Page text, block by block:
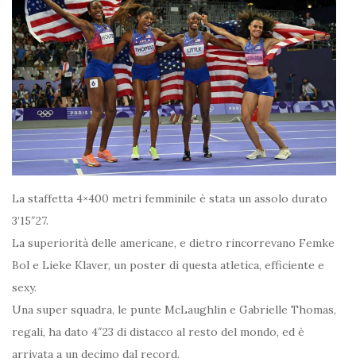
La staffetta 4×400 metri femminile è stata un assolo durato
3’15″27.
La superiorità delle americane, e dietro rincorrevano Femke
Bol e Lieke Klaver, un poster di questa atletica, efficiente e
sexy.
Una super squadra, le punte McLaughlin e Gabrielle Thomas,
regali, ha dato 4″23 di distacco al resto del mondo, ed è
arrivata a un decimo dal record.